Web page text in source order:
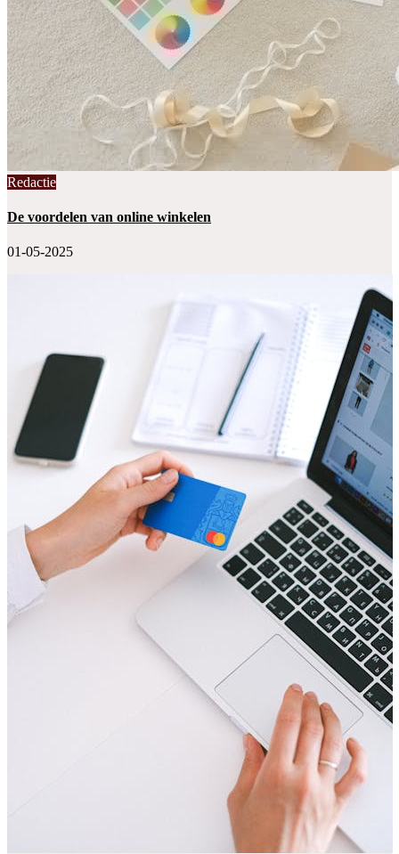
Redactie
De voordelen van online winkelen
01-05-2025